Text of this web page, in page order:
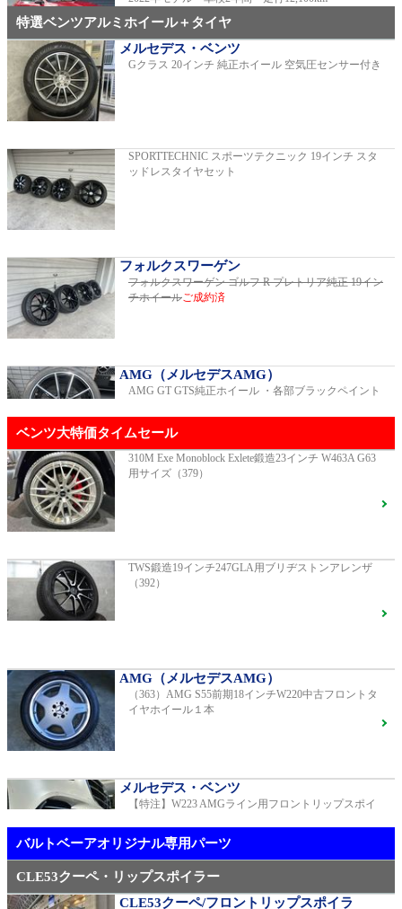
GT53 4MATIC+ ダイナミックプラスパッ
ケージご成約済
2024年モデル 車検2027年01月 走行8,500km
2018年モデル 車検 走行23,500km
ベンツ中古車在庫車情報
特選ベンツアルミホイール＋タイヤ
メルセデス・ベンツ
Gクラス 20インチ 純正ホイール 空気圧センサー付き
SPORTTECHNIC スポーツテクニック 19インチ スタ
ッドレスタイヤセット
フォルクスワーゲン
フォルクスワーゲン ゴルフ R プレトリア純正 19イン
チホイールご成約済
AMG（メルセデスAMG）
AMG GT GTS純正ホイール ・各部ブラックペイント
R231 SL400 ロルフハルトゲ20インチアルミホイール
【中古タイヤ美品】ピレリPゼロネロ255/30/20 5分山1
メルセデス・ベンツ
TWS EX-fMⅡ Monoblock 20インチ メルセデスベンツ
AMG（メルセデスAMG）
21インチ鍛造 TWS EXlete 210M ミシュランパイロッ
トスポーツ4Sご成約済
ベンツ大特価タイムセール
310M Exe Monoblock Exlete鍛造23インチ W463A G63
用サイズ（379）
TWS鍛造19インチ247GLA用ブリヂストンアレンザ
（392）
AMG（メルセデスAMG）
（363）AMG S55前期18インチW220中古フロントタ
イヤホイール１本
メルセデス・ベンツ
【特注】W223 AMGライン用フロントリップスポイ
バルトベーアオリジナル専用パーツ
CLE53クーペ・リップスポイラー
CLE53クーペ/フロントリップスポイラ